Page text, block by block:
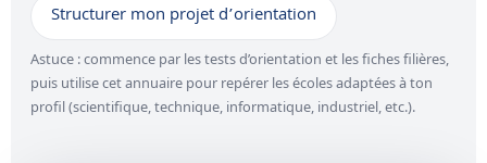
Structurer mon projet d’orientation
Astuce : commence par les tests d’orientation et les fiches filières,
puis utilise cet annuaire pour repérer les écoles adaptées à ton
profil (scientifique, technique, informatique, industriel, etc.).